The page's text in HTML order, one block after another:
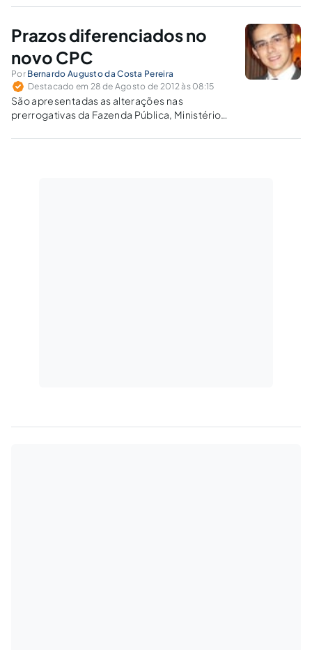
não é visível a demonstração da sua
Prazos diferenciados no
novo CPC
Por Bernardo Augusto da Costa Pereira
Destacado em 28 de Agosto de 2012 às 08:15
São apresentadas as alterações nas
prerrogativas da Fazenda Pública, Ministério
diferentes, Defensoria Pública, entidades que